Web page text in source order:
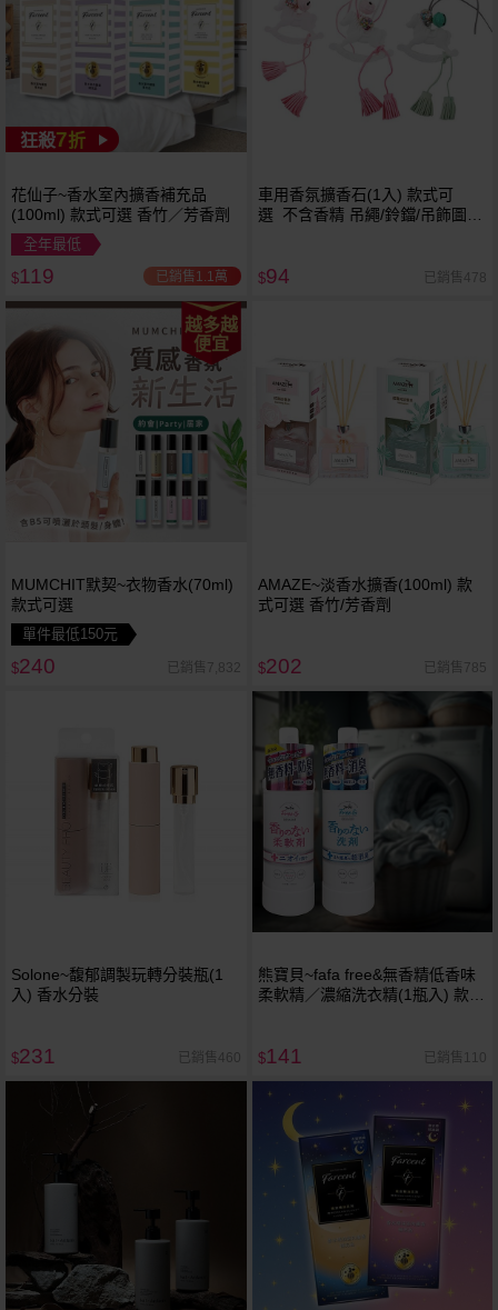
狂殺7折
花仙子~香水室內擴香補充品
(100ml) 款式可選 香竹／芳香劑
全年最低
$119 已銷售1.1萬
車用香氛擴香石(1入) 款式可
選 不含香精 吊繩/鈴鐺/吊飾圖案
$94 已銷售478
越多越
便宜
MUMCHIT默契~衣物香水(70ml)
款式可選
單件最低150元
$240 已銷售7,832
AMAZE~淡香水擴香(100ml) 款
式可選 香竹/芳香劑
$202 已銷售785
Solone~馥郁調製玩轉分裝瓶(1
入) 香水分裝
$231 已銷售460
熊寶貝~fafa free&無香精低香味
柔軟精／濃縮洗衣精(1瓶入) 款式
$141 已銷售110